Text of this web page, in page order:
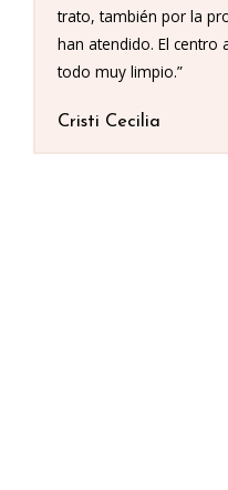
trato, también por la
han atendido. El centro
todo muy limpio.”
Cristi Cecilia